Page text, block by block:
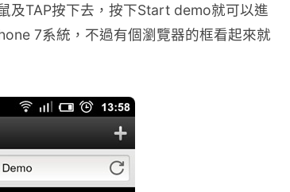
及TAP按下去，按下Start demo就可以進
7系統，不過有個瀏覽器的框看起來就